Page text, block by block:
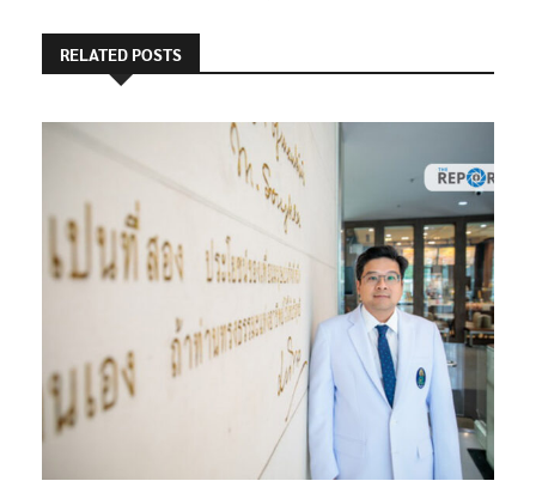
RELATED POSTS